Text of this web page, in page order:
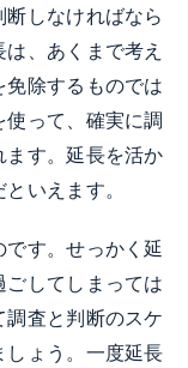
しなければなら
、あくまで考え
除するものでは
って、確実に調
す。延長を活か
いえます。
す。せっかく延
してしまっては
査と判断のスケ
しょう。一度延長